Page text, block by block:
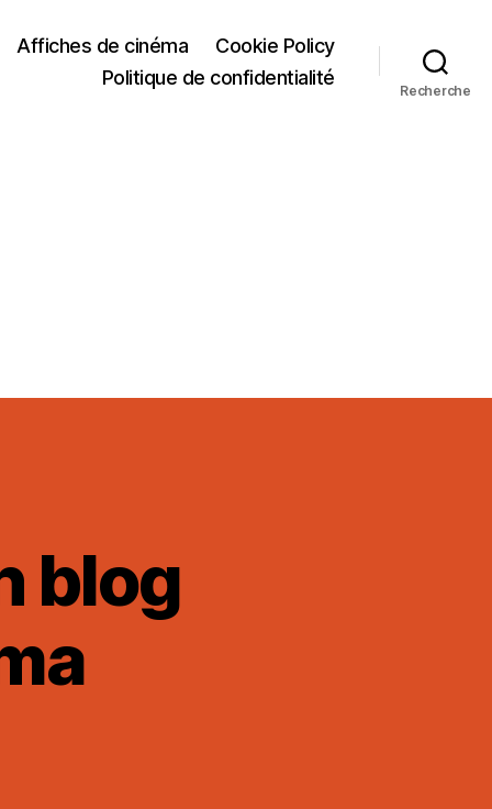
Affiches de cinéma
Cookie Policy
Politique de confidentialité
Recherche
blog